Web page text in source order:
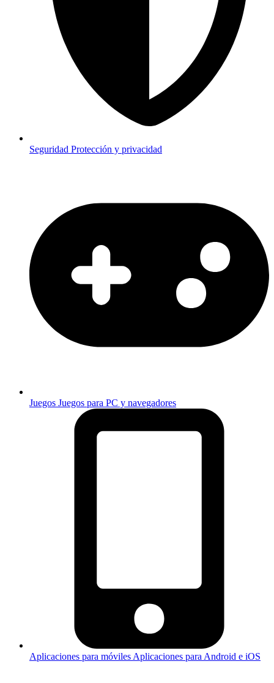
Seguridad Protección y privacidad
Juegos Juegos para PC y navegadores
Aplicaciones para móviles Aplicaciones para Android e iOS